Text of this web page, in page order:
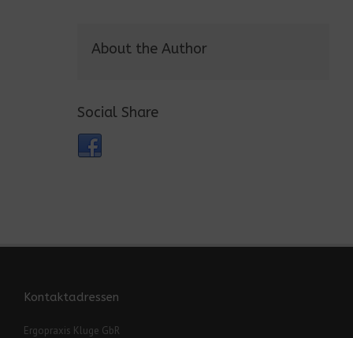
About the Author
Social Share
Kontaktadressen
Ergopraxis Kluge GbR